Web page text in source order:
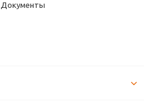
Документы